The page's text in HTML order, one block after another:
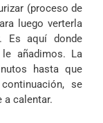
(proceso de
luego verterla
Es aquí donde
añadimos. La
hasta que
se
a calentar.